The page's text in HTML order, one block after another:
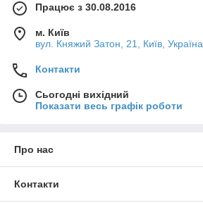
Працює з 30.08.2016
м. Київ
вул. Княжий Затон, 21, Київ, Україна
Контакти
Сьогодні вихідний
Показати весь графік роботи
Про нас
Контакти